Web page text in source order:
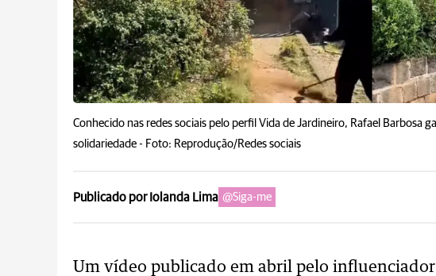
Conhecido nas redes sociais pelo perfil Vida de Jardineiro, Rafael Barbosa
solidariedade - Foto: Reprodução/Redes sociais
Publicado por Iolanda Lima @Siga-me
Um vídeo publicado em abril pelo influenciador